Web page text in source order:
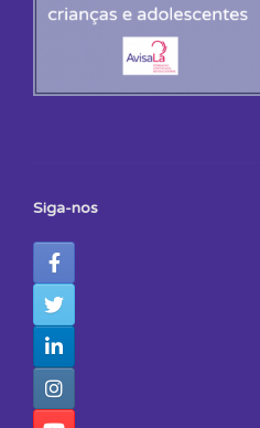
Siga-nos